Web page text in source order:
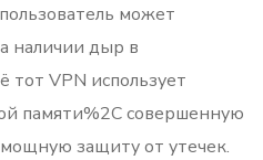
может
наличии дыр в
тот VPN использует
памяти%2C совершенную
защиту от утечек.